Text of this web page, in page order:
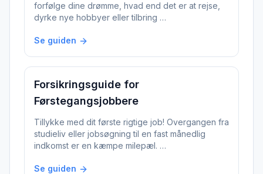
forfølge dine drømme, hvad end det er at rejse,
dyrke nye hobbyer eller tilbring …
Se guiden
Forsikringsguide for
Førstegangsjobbere
Tillykke med dit første rigtige job! Overgangen fra
studieliv eller jobsøgning til en fast månedlig
indkomst er en kæmpe milepæl. …
Se guiden